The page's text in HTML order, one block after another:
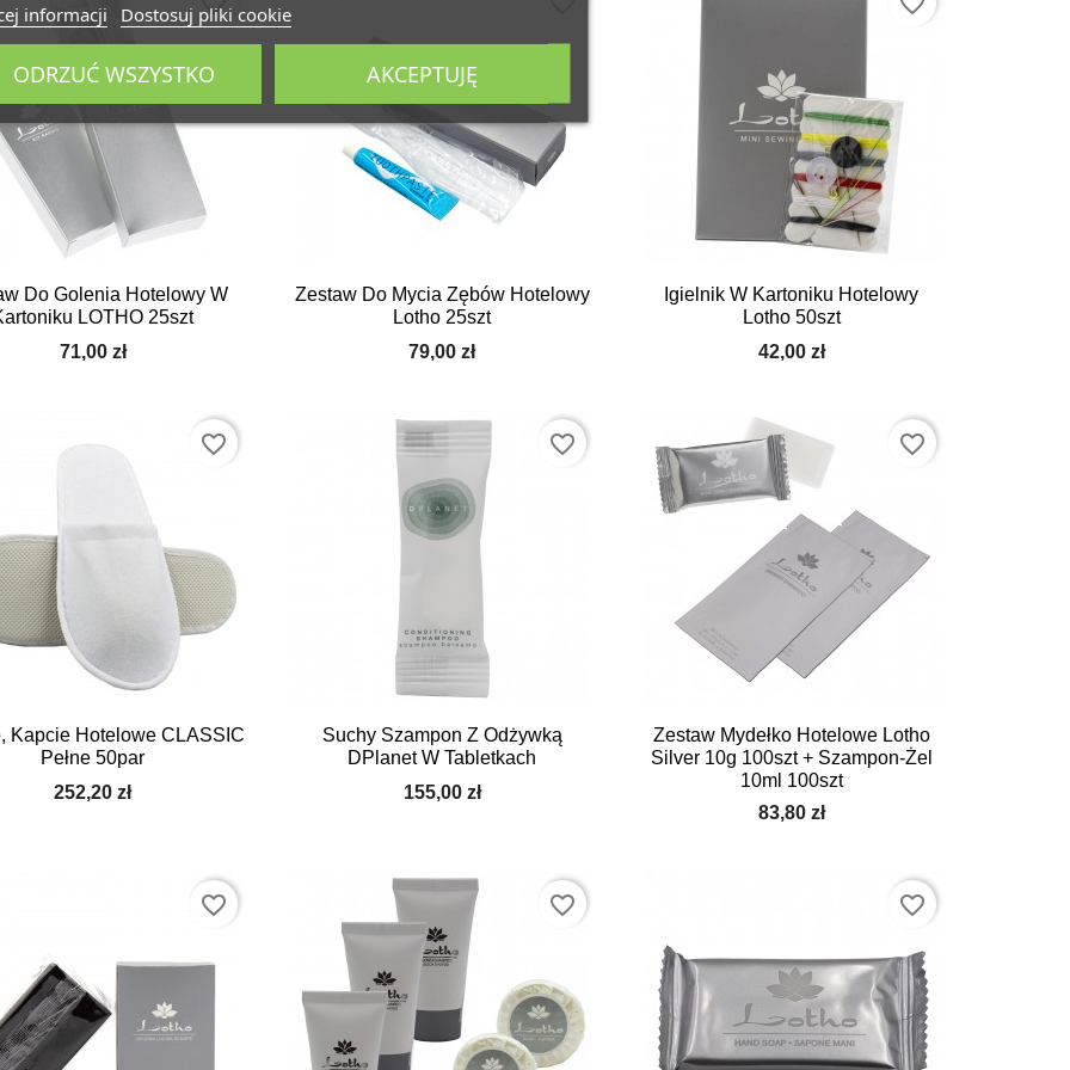
informacji Dostosuj pliki cookie
ODRZUĆ WSZYSTKO AKCEPTUJĘ
Do Golenia Hotelowy W
LOTHO 25szt
71,00 zł
Szybki podgląd
Zestaw Do Mycia Zębów Hotelowy
Lotho 25szt
79,00 zł
Szybki podgląd
Igielnik W Kartoniku Hotelowy
Lotho 50szt
42,00 zł
Szybki podgląd
Kapcie Hotelowe CLASSIC
Pełne 50par
252,20 zł
Szybki podgląd
favorite_border
Suchy Szampon Z Odżywką
DPlanet W Tabletkach
155,00 zł
 Szybki podgląd
favorite_border
Zestaw Mydełko Hotelowe Lotho
Silver 10g 100szt + Szampon-Żel
10ml 100szt
83,80 zł
Szybki podgląd
favorite_border
favorite_border favorite_border favorite_border